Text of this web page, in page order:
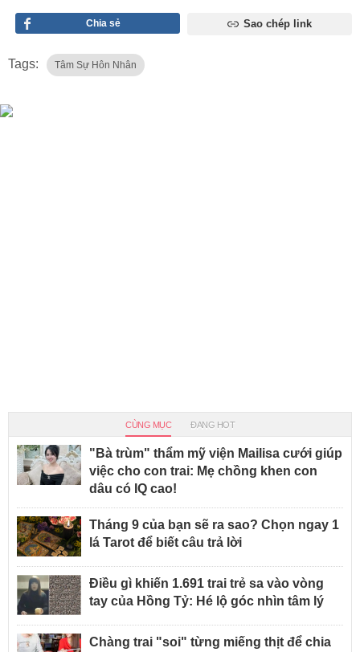
Chia sẻ Sao chép link
Tags: Tâm Sự Hôn Nhân
CÙNG MỤC ĐANG HOT
"Bà trùm" thẩm mỹ viện Mailisa cưới giúp
việc cho con trai: Mẹ chồng khen con
dâu có IQ cao!
Tháng 9 của bạn sẽ ra sao? Chọn ngay 1
lá Tarot để biết câu trả lời
Điều gì khiến 1.691 trai trẻ sa vào vòng
tay của Hồng Tỷ: Hé lộ góc nhìn tâm lý
Chàng trai "soi" từng miếng thịt để chia